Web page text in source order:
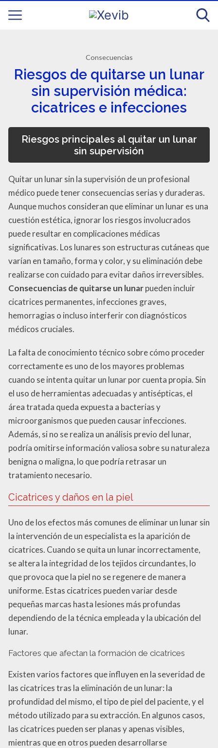
Consecuencias
Riesgos de quitarse un lunar
sin supervisión médica:
cicatrices e infecciones
Riesgos principales al quitar un lunar
sin supervisión
Quitar un lunar sin la supervisión de un profesional
médico puede tener consecuencias serias y duraderas.
Aunque muchos consideran que eliminar un lunar es una
cuestión estética, ignorar los riesgos involucrados
puede resultar en complicaciones médicas
significativas. Los lunares son estructuras cutáneas que
varían en tamaño, forma y color, y su eliminación debe
realizarse con cuidado para evitar daños irreversibles.
Consecuencias de quitarse un lunarpueden incluir
cicatrices permanentes, infecciones graves,
hemorragias o incluso interferir con diagnósticos
médicos cruciales.
La falta de conocimiento técnico sobre cómo proceder
correctamente es uno de los mayores problemas
cuando se intenta quitar un lunar por cuenta propia. Sin
el uso de herramientas adecuadas y antisépticas, el
área tratada queda expuesta a bacterias y
microorganismos que pueden causar infecciones.
Además, si no se realiza un análisis previo del lunar,
podría omitirse información valiosa sobre su naturaleza
benigna o maligna, lo que podría retrasar un
tratamiento necesario.
Cicatrices y daños en la piel
Uno de los efectos más comunes de eliminar un lunar sin
la intervención de un especialista es la aparición de
cicatrices. Cuando se quita un lunar incorrectamente,
se altera la integridad de los tejidos circundantes, lo
que provoca que la piel no se regenere de manera
uniforme. Estas cicatrices pueden variar desde
pequeñas marcas hasta lesiones más profundas
dependiendo de la técnica empleada y la ubicación del
lunar.
Factores que afectan la formación de cicatrices
Existen varios factores que influyen en la severidad de
las cicatrices tras la eliminación de un lunar: la
profundidad del mismo, el tipo de piel del paciente, y el
método utilizado para su extracción. En algunos casos,
las cicatrices pueden ser planas y apenas visibles,
mientras que en otros pueden desarrollarse